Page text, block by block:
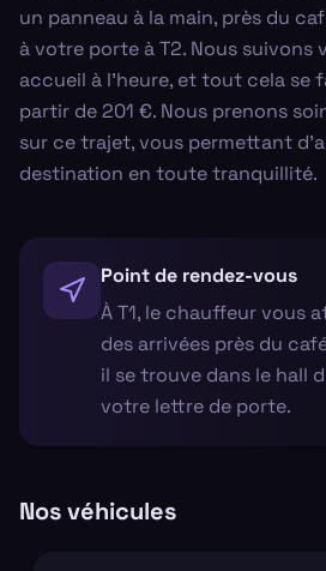
un panneau à la main, près du
à votre porte à T2. Nous suivons
accueil à l'heure, et tout cela se
partir de 201 €. Nous prenons
sur ce trajet, vous permettant
destination en toute tranquillité.
Point de rendez-vous
À T1, le chauffeur vous
des arrivées près du
il se trouve dans le hall
votre lettre de porte.
Nos véhicules